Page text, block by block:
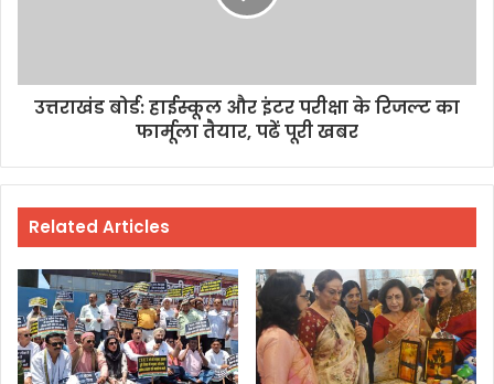
उत्तराखंड बोर्ड: हाईस्कूल और इंटर परीक्षा के रिजल्ट का
फार्मूला तैयार, पढें पूरी खबर
Related Articles